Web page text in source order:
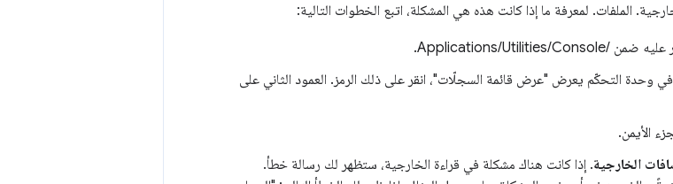
الملفات. لمعرفة ما إذا كانت هذه هي المشكلة، اتبع الخطوات التالية:
في وحدة التحكّم يعرض "عرض قائمة السجلّات"، انقر على ذلك الرمز. العمود الثاني على
الأيمن.
الخارجية. إذا كانت هناك مشكلة في قراءة الخارجية، ستظهر لك رسالة خطأ.